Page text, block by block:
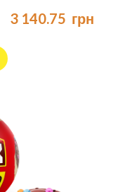
3 140.75  грн